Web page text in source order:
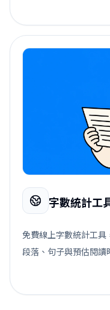
字數統計工
免費線上字數統計工具
段落、句子與預估閱讀